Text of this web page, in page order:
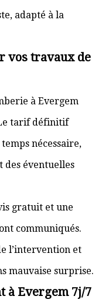
adapté à la
vos travaux de
à Evergem
tarif définitif
nécessaire,
des éventuelles
gratuit et une
communiqués.
l’intervention et
mauvaise surprise.
à Evergem 7j/7